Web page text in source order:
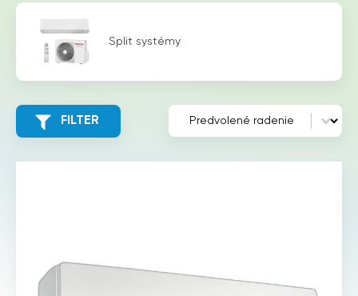
Split systémy
Zoradenie
Sort content
FILTER